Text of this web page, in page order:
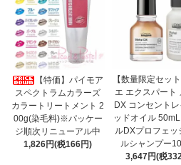
【特価】パイモア
スペクトラムカラーズ
カラートリートメント 2
00g(染毛料)※パッケー
ジ順次リニューアル中
1,826円(税166円)
【数量限定セッ
エ エクスパート
DX コンセントレ
ッドオイル
ルDXプロフェッ
ルシャンプー
3,647円(税